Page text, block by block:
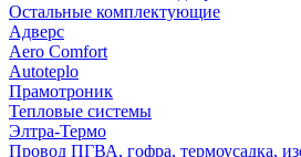
Остальные комплектующие
Адверс
Aero Comfort
Autoteplo
Прамотроник
Тепловые системы
Элтра-Термо
Провод ПГВА, гофра, термоусадка,